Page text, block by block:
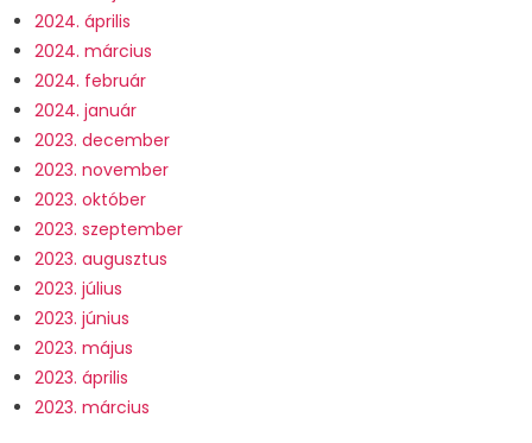
2024. április
2024. március
2024. február
2024. január
2023. december
2023. november
2023. október
2023. szeptember
2023. augusztus
2023. július
2023. június
2023. május
2023. április
2023. március